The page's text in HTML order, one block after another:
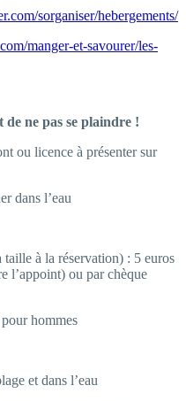
sorganiser/hebergements/
manger-et-savourer/les-
ne pas se plaindre !
ou licence à présenter sur
dans l’eau
à la réservation) : 5 euros
l’appoint) ou par chèque
hommes
et dans l’eau